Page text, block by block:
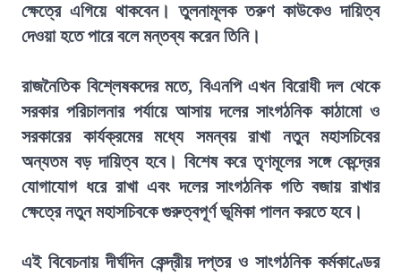
ক্ষেত্রে এগিয়ে থাকবেন। তুলনামূলক তরুণ কাউকেও দায়িত্ব
দেওয়া হতে পারে বলে মন্তব্য করেন তিনি।
রাজনৈতিক বিশ্লেষকদের মতে, বিএনপি এখন বিরোধী দল থেকে
সরকার পরিচালনার পর্যায়ে আসায় দলের সাংগঠনিক কাঠামো ও
সরকারের কার্যক্রমের মধ্যে সমন্বয় রাখা নতুন মহাসচিবের
অন্যতম বড় দায়িত্ব হবে। বিশেষ করে তৃণমূলের সঙ্গে কেন্দ্রের
যোগাযোগ ধরে রাখা এবং দলের সাংগঠনিক গতি বজায় রাখার
ক্ষেত্রে নতুন মহাসচিবকে গুরুত্বপূর্ণ ভূমিকা পালন করতে হবে।
এই বিবেচনায় দীর্ঘদিন কেন্দ্রীয় দপ্তর ও সাংগঠনিক কর্মকাণ্ডের